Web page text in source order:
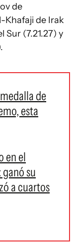
de
Khafaji de Irak
Sur (7.21.27) y
de
esta
en el
su
a cuartos